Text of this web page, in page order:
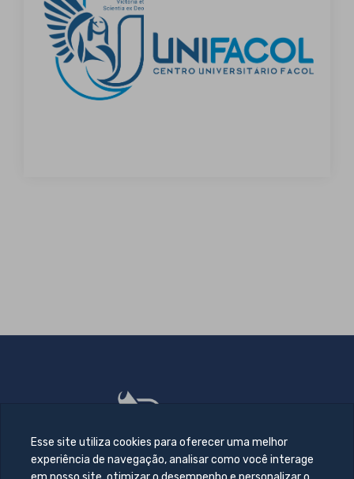
Esse site utiliza cookies para oferecer uma melhor
experiência de navegação, analisar como você interage